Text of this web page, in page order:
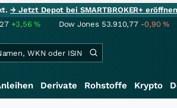
→ Jetzt Depot bei SMARTBROKER+
+3,56% Dow Jones 53.910,77 -0,90%
Derivate Rohstoffe Krypto